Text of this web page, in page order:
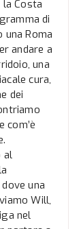
Costa
di
Roma
andare a
una
cura,
dei
com’è
al
una
Will,
nel